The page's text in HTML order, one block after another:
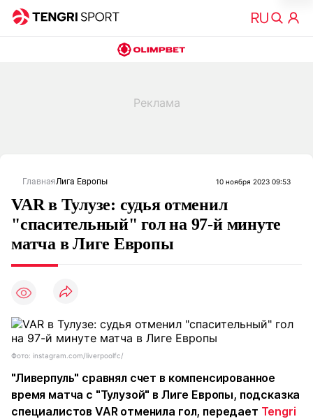
ГлавнаяЛига Европы 10 ноября 2023 09:53
VAR в Тулузе: судья отменил
"спасительный" гол на 97-й минуте
матча в Лиге Европы
Фото: instagram.com/liverpoolfc/
"Ливерпуль" сравнял счет в компенсированное
время матча с "Тулузой" в Лиге Европы, подсказка
специалистов VAR отменила гол, передает Tengri